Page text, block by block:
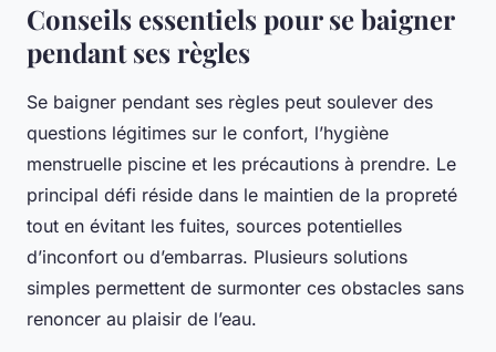
Conseils essentiels pour se baigner
pendant ses règles
Se baigner pendant ses règles peut soulever des
questions légitimes sur le confort, l’hygiène
menstruelle piscine et les précautions à prendre. Le
principal défi réside dans le maintien de la propreté
tout en évitant les fuites, sources potentielles
d’inconfort ou d’embarras. Plusieurs solutions
simples permettent de surmonter ces obstacles sans
renoncer au plaisir de l’eau.